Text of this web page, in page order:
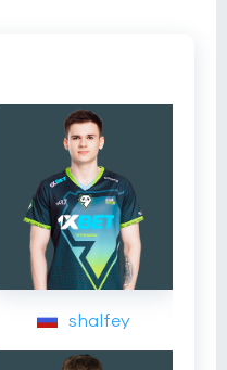
shalfey